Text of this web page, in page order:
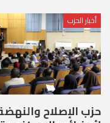
أخبار الحزب
حزب الإصلاح